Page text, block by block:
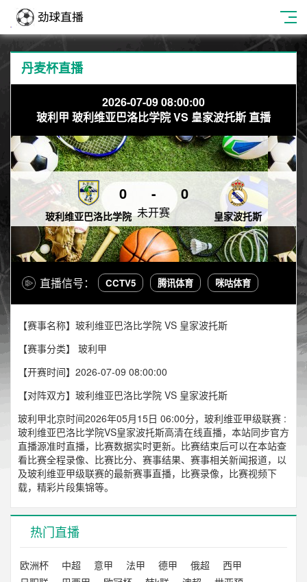
丹麦杯直播
2026-07-09 08:00:00
玻利甲 玻利维亚巴洛比学院 VS 皇家波托斯 直播
玻利维亚巴洛比学院
0 - 0
皇家波托斯
未开赛
直播信号： CCTV5 腾讯体育 咪咕体育
【赛事名称】玻利维亚巴洛比学院 VS 皇家波托斯
【赛事分类】 玻利甲
【开赛时间】2026-07-09 08:00:00
【对阵双方】玻利维亚巴洛比学院 VS 皇家波托斯
玻利甲北京时间2026年05月15日 06:00分，玻利维亚甲级联赛 :
玻利维亚巴洛比学院VS皇家波托斯高清在线直播，本站同步官方
直播源准时直播，比赛数据实时更新。比赛结束后可以在本站查
看比赛全程录像、比赛比分、赛事结果、赛事相关新闻报道，以
及玻利维亚甲级联赛的最新赛事直播，比赛录像，比赛视频下
载，精彩片段集锦等。
热门直播
欧洲杯 中超 意甲 法甲 德甲 俄超
西甲